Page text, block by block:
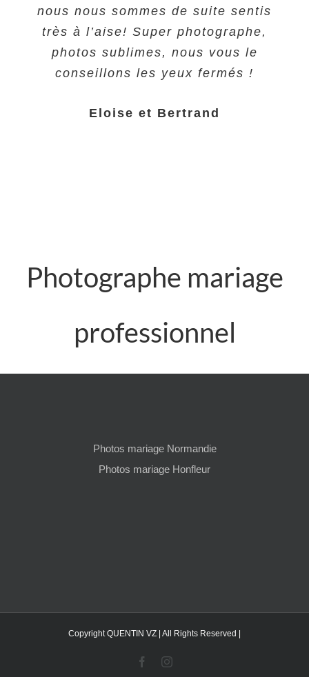
nous nous sommes de suite sentis
très à l’aise! Super photographe,
photos sublimes, nous vous le
conseillons les yeux fermés !
Eloise et Bertrand
Photographe mariage
professionnel
Photos mariage Normandie
Photos mariage Honfleur
Copyright QUENTIN VZ | All Rights Reserved |
FacebookInstagram